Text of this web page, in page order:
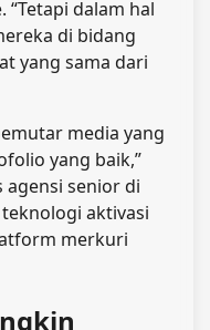
dalam hal
di bidang
yang sama dari
media yang
yang baik,”
agensi senior di
aktivasi
merkuri